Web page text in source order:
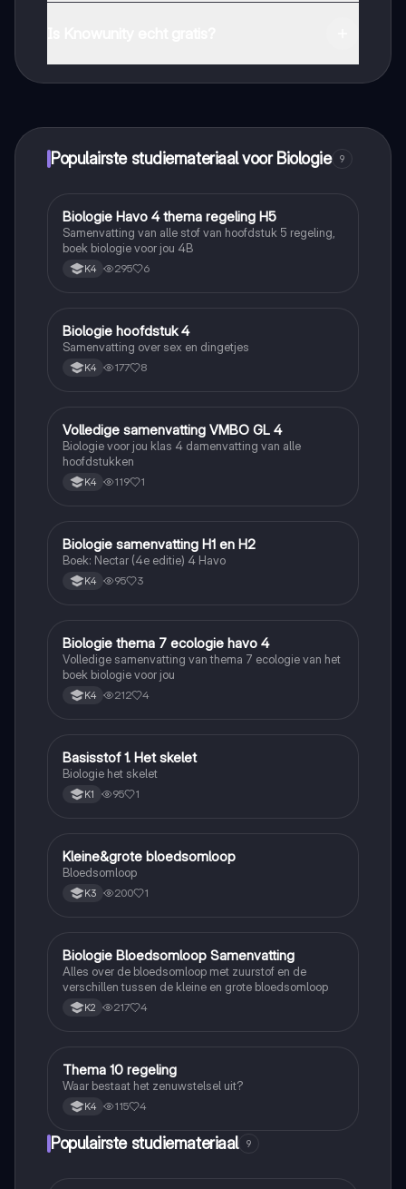
Populairste studiemateriaal voor Biologie 9
Biologie
Biologie Havo 4 thema regeling H5
Samenvatting van alle stof van hoofdstuk 5 regeling,
boek biologie voor jou 4B
K4 295 6
Biologie
Biologie hoofdstuk 4
Samenvatting over sex en dingetjes
K4 177 8
Biologie
Volledige samenvatting VMBO GL 4
Biologie voor jou klas 4 damenvatting van alle
hoofdstukken
K4 119 1
Biologie
Biologie samenvatting H1 en H2
Boek: Nectar (4e editie) 4 Havo
K4 95 3
Biologie
Biologie thema 7 ecologie havo 4
Volledige samenvatting van thema 7 ecologie van het
boek biologie voor jou
K4 212 4
Biologie
Basisstof 1. Het skelet
Biologie het skelet
K1 95 1
Biologie
Kleine&grote bloedsomloop
Bloedsomloop
K3 200 1
Biologie
Biologie Bloedsomloop Samenvatting
Alles over de bloedsomloop met zuurstof en de
verschillen tussen de kleine en grote bloedsomloop
K2 217 4
Biologie
Thema 10 regeling
Waar bestaat het zenuwstelsel uit?
K4 115 4
Populairste studiemateriaal 9